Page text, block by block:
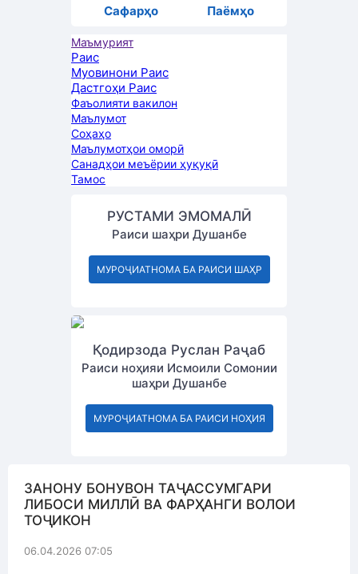
Маъмурият
Раис
Муовинони Раис
Дастгоҳи Раис
Фаъолияти вакилон
Маълумот
Соҳаҳо
Маълумотҳои оморӣ
Санадҳои меъёрии ҳуқуқӣ
Тамос
РУСТАМИ ЭМОМАЛӢ
Раиси шаҳри Душанбе
МУРОҶИАТНОМА БА РАИСИ ШАҲР
Қодирзода Руслан Раҷаб
Раиси ноҳияи Исмоили Сомонии
шаҳри Душанбе
МУРОҶИАТНОМА БА РАИСИ НОҲИЯ
ЗАНОНУ БОНУВОН ТАҶАССУМГАРИ
ЛИБОСИ МИЛЛӢ ВА ФАРҲАНГИ ВОЛОИ
ТОҶИКОН
06.04.2026 07:05
Сафарҳо
Паёмҳо